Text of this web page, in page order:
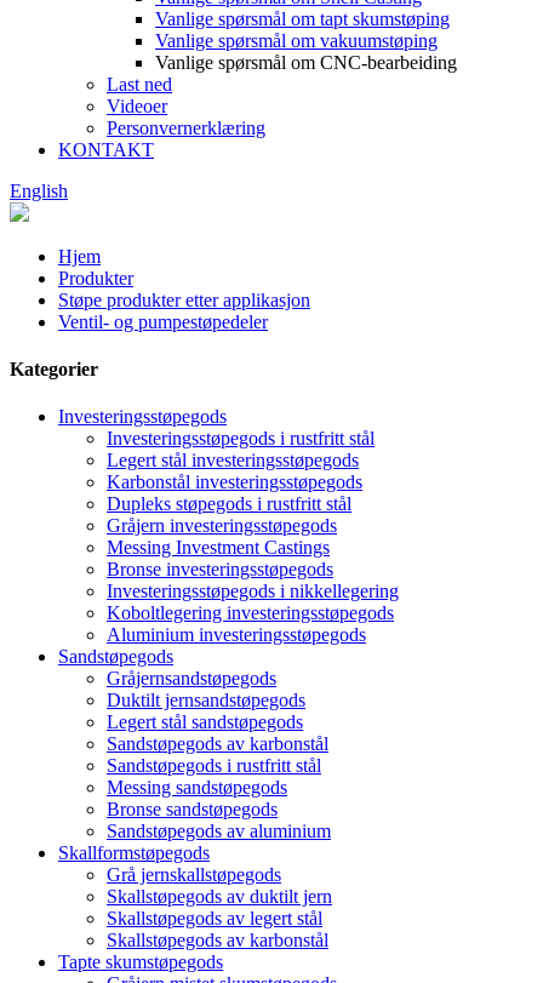
Vanlige spørsmål om tapt skumstøping
Vanlige spørsmål om vakuumstøping
Vanlige spørsmål om CNC-bearbeiding
Last ned
Videoer
Personvernerklæring
KONTAKT
English
Hjem
Produkter
Støpe produkter etter applikasjon
Ventil- og pumpestøpedeler
Kategorier
Investeringsstøpegods
Investeringsstøpegods i rustfritt stål
Legert stål investeringsstøpegods
Karbonstål investeringsstøpegods
Dupleks støpegods i rustfritt stål
Gråjern investeringsstøpegods
Messing Investment Castings
Bronse investeringsstøpegods
Investeringsstøpegods i nikkellegering
Koboltlegering investeringsstøpegods
Aluminium investeringsstøpegods
Sandstøpegods
Gråjernsandstøpegods
Duktilt jernsandstøpegods
Legert stål sandstøpegods
Sandstøpegods av karbonstål
Sandstøpegods i rustfritt stål
Messing sandstøpegods
Bronse sandstøpegods
Sandstøpegods av aluminium
Skallformstøpegods
Grå jernskallstøpegods
Skallstøpegods av duktilt jern
Skallstøpegods av legert stål
Skallstøpegods av karbonstål
Tapte skumstøpegods